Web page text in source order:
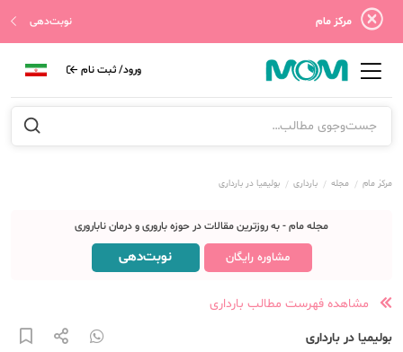
مرکز مام نوبت‌دهی
ورود/ ثبت نام
مرکز مام مجله بارداری بولیمیا در بارداری
مجله مام - به روزترین مقالات در حوزه باروری و درمان ناباروری
مشاوره رایگان نوبت‌دهی
مشاهده فهرست مطالب بارداری
بولیمیا در بارداری